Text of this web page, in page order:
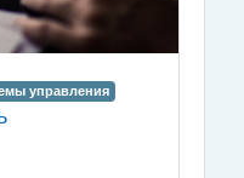
управления